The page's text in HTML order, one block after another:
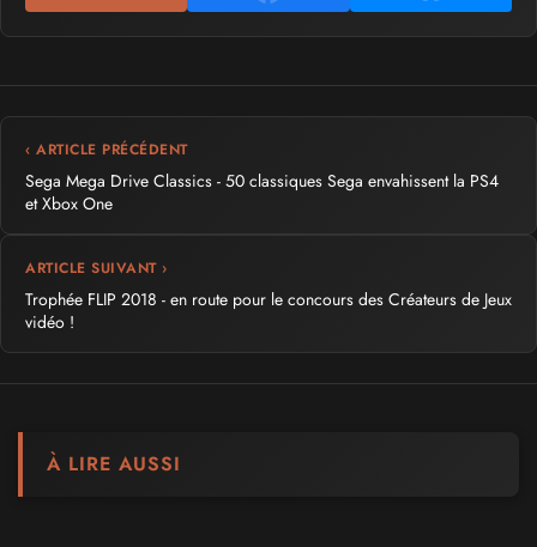
‹ ARTICLE PRÉCÉDENT
Sega Mega Drive Classics - 50 classiques Sega envahissent la PS4
et Xbox One
ARTICLE SUIVANT ›
Trophée FLIP 2018 - en route pour le concours des Créateurs de Jeux
vidéo !
À LIRE AUSSI